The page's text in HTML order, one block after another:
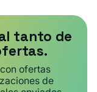
tanto de
ofertas
de